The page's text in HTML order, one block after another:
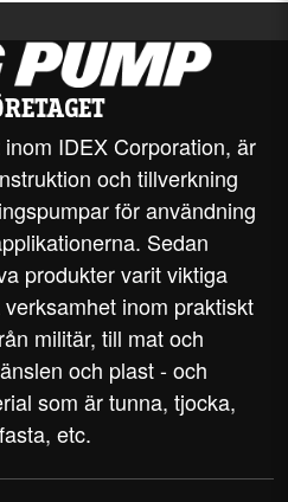
IDEX Corporation, är
och tillverkning
för användning
Sedan
produkter varit viktiga
inom praktiskt
militär, till mat och
och plast - och
som är tunna, tjocka,
etc.